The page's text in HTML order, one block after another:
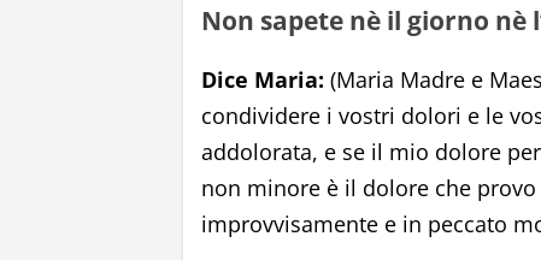
Non sapete nè il giorno nè
Dice Maria: (Maria Madre e
condividere i vostri dolori e le
addolorata, e se il mio dolore
non minore è il dolore che
improvvisamente e in peccato